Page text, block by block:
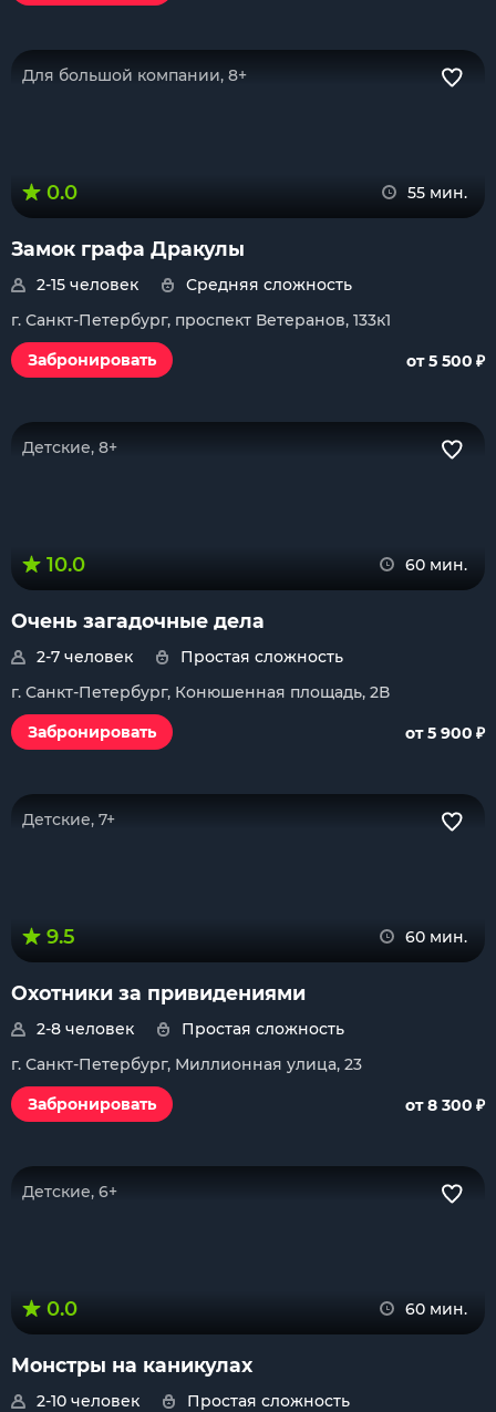
Для большой компании, 8+
0.0 55 мин.
Замок графа Дракулы
2-15 человек
Средняя сложность
г. Санкт-Петербург, проспект Ветеранов, 133к1
Забронировать
от 5 500 ₽
Детские, 8+
10.0 60 мин.
Очень загадочные дела
2-7 человек
Простая сложность
г. Санкт-Петербург, Конюшенная площадь, 2В
Забронировать
от 5 900 ₽
Детские, 7+
9.5 60 мин.
Охотники за привидениями
2-8 человек
Простая сложность
г. Санкт-Петербург, Миллионная улица, 23
Забронировать
от 8 300 ₽
Детские, 6+
0.0 60 мин.
Монстры на каникулах
2-10 человек
Простая сложность